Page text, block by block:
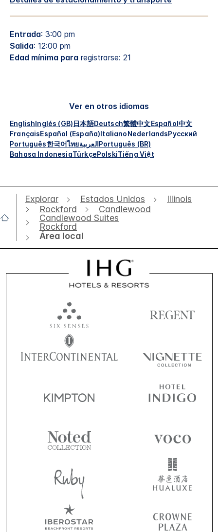
Entrada: 3:00 pm
Salida: 12:00 pm
Edad mínima para registrarse: 21
Ver en otros idiomas
EnglishInglés (GB)日本語Deutsch繁體中文Español中文
FrançaisEspañol (España)ItalianoNederlandsРусский
Português한국어ไทยالعربيةPortuguês (BR)
Bahasa IndonesiaTürkçePolskiTiếng Việt
Explorar Estados Unidos
Illinois
Rockford
Candlewood
Candlewood Suites
Rockford
Área local